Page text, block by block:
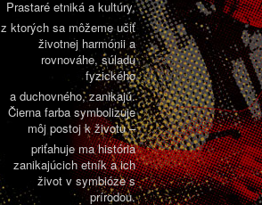
Prastaré etniká a kultúry,
z ktorých sa môžeme učiť
životnej harmónii a
rovnováhe, súladu
fyzického
a duchovného, zanikajú.
Čierna farba symbolizuje
môj postoj k životu –
priťahuje ma história
zanikajúcich etník a ich
život v symbióze s
prírodou.